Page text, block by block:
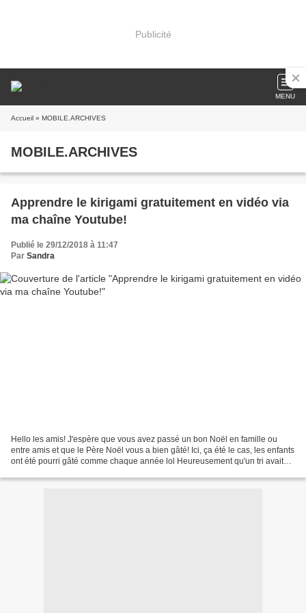
Publicité
MENU
Accueil » MOBILE.ARCHIVES
MOBILE.ARCHIVES
Apprendre le kirigami gratuitement en vidéo via
ma chaîne Youtube!
Publié le 29/12/2018 à 11:47
Par Sandra
Hello les amis! J'espère que vous avez passé un bon Noël en famille ou
entre amis et que le Père Noël vous a bien gâté! Ici, ça été le cas, les enfants
ont été pourri gâté comme chaque année lol Heureusement qu'un tri avait